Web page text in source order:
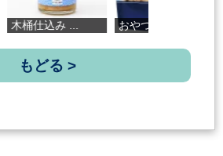
木桶仕込み ... おやつかつお...
もどる >